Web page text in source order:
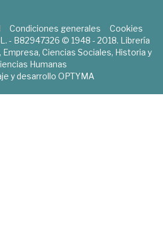
Condiciones generales
Cookies
- B82947326 © 1948 - 2018. Librería
Ciencias Sociales, Historia y
Humanas
y desarrollo OPTYMA